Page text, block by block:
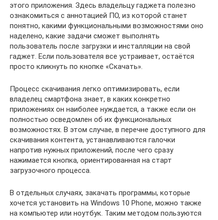
этого приложения. Здесь владельцу гаджета полезно
ознакомиться с аннотацией ПО, из которой станет
понятно, какими функциональными возможностями оно
наделено, какие задачи сможет выполнять
пользователь после загрузки и инсталляции на свой
гаджет. Если пользователя все устраивает, остаётся
просто кликнуть по кнопке «Скачать».
Процесс скачивания легко оптимизировать, если
владелец смартфона знает, в каких конкретно
приложениях он наиболее нуждается, а также если он
полностью осведомлен об их функциональных
возможностях. В этом случае, в перечне доступного для
скачивания контента, устанавливаются галочки
напротив нужных приложений, после чего сразу
нажимается кнопка, ориентированная на старт
загрузочного процесса.
В отдельных случаях, закачать программы, которые
хочется установить на Windows 10 Phone, можно также
на компьютер или ноутбук. Таким методом пользуются